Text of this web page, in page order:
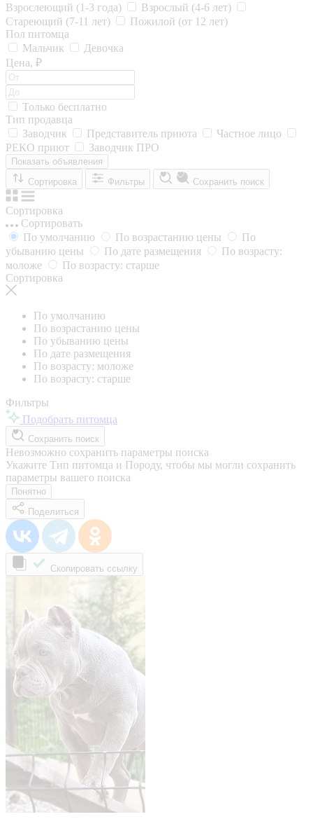
Взрослеющий (1-3 года)
Взрослый (4-6 лет)
Стареющий (7-11 лет)
Пожилой (от 12 лет)
Пол питомца
Мальчик
Девочка
Цена, ₽
Только бесплатно
Тип продавца
Заводчик
Представитель приюта
Частное лицо
РЕКО приют
Заводчик ПРО
Показать объявления
Сортировка
Фильтры Сохранить поиск
Сортировка
Сортировать
По умолчанию
По возрастанию цены
По
убыванию цены
По дате размещения
По возрасту:
моложе
По возрасту: старше
Сортировка
По умолчанию
По возрастанию цены
По убыванию цены
По дате размещения
По возрасту: моложе
По возрасту: старше
Фильтры
Подобрать питомца
Сохранить поиск
Невозможно сохранить параметры поиска
Укажите Тип питомца и Породу, чтобы мы могли сохранить
параметры вашего поиска
Понятно
Поделиться
Скопировать ссылку